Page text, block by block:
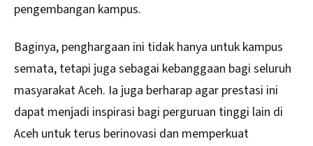
pengembangan kampus.
Baginya, penghargaan ini tidak hanya untuk kampus
semata, tetapi juga sebagai kebanggaan bagi seluruh
masyarakat Aceh. Ia juga berharap agar prestasi ini
dapat menjadi inspirasi bagi perguruan tinggi lain di
Aceh untuk terus berinovasi dan memperkuat